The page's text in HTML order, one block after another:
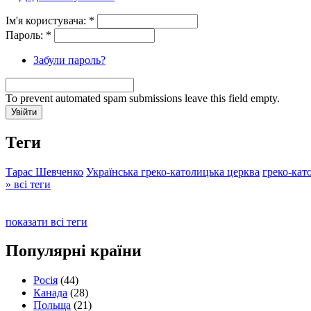
Ім'я користувача: *
Пароль: *
Забули пароль?
To prevent automated spam submissions leave this field empty.
Теги
Тарас Шевченко Українська греко-католицька церква греко-
» всі теги
показати всі теги
Популярні країни
Росія (44)
Канада (28)
Польща (21)